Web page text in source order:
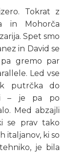
Tokrat z
in Mohorča
Spet smo
in David se
gremo par
Led vse
putrčka do
– je pa po
Med abzajli
se prav tako
italjanov, ki so
je bila